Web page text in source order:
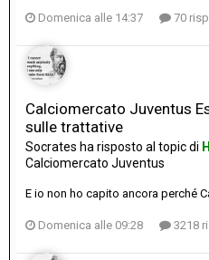
Domenica alle 14:37 70
Calciomercato Juventus
sulle trattative
Socrates ha risposto al topic di
Calciomercato Juventus
E io non ho capito ancora perché
Domenica alle 09:28 3218